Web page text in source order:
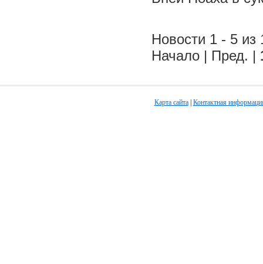
Новости 1 - 5 из
Начало | Пред. |
Карта сайта| Контактная